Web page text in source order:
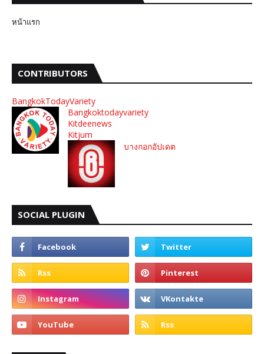
หน้าแรก
CONTRIBUTORS
BangkokTodayVariety
Bangkoktodayvariety
Kitdeenews
Kitjum
บางกอกอัปเดต
SOCIAL PLUGIN